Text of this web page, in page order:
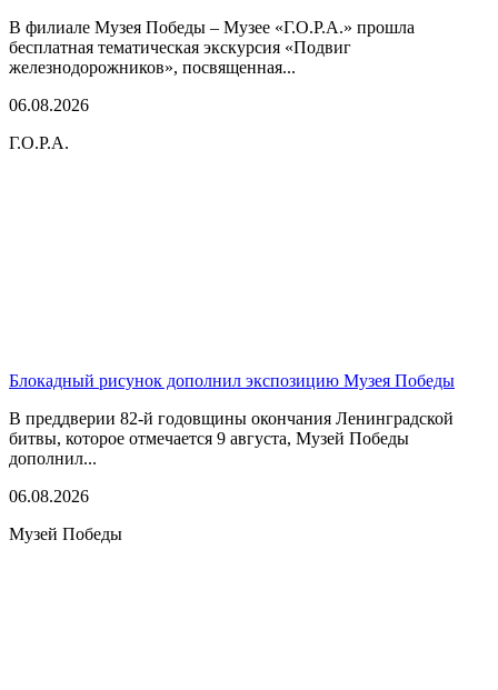
В филиале Музея Победы – Музее «Г.О.Р.А.» прошла
бесплатная тематическая экскурсия «Подвиг
железнодорожников», посвященная...
06.08.2026
Г.О.Р.А.
Блокадный рисунок дополнил экспозицию Музея Победы
В преддверии 82-й годовщины окончания Ленинградской
битвы, которое отмечается 9 августа, Музей Победы
дополнил...
06.08.2026
Музей Победы